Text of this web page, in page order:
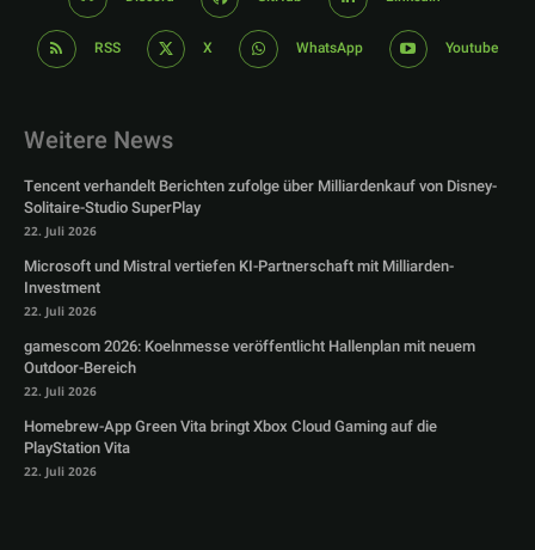
RSS X WhatsApp Youtube
Weitere News
Tencent verhandelt Berichten zufolge über Milliardenkauf von Disney-
Solitaire-Studio SuperPlay
22. Juli 2026
Microsoft und Mistral vertiefen KI-Partnerschaft mit Milliarden-
Investment
22. Juli 2026
gamescom 2026: Koelnmesse veröffentlicht Hallenplan mit neuem
Outdoor-Bereich
22. Juli 2026
Homebrew-App Green Vita bringt Xbox Cloud Gaming auf die
PlayStation Vita
22. Juli 2026